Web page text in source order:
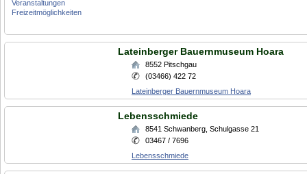
Veranstaltungen
Freizeitmöglichkeiten
Lateinberger Bauernmuseum Hoara
8552 Pitschgau
(03466) 422 72
Lateinberger Bauernmuseum Hoara
Lebensschmiede
8541 Schwanberg Schulgasse 21
03467 / 7696
Lebensschmiede